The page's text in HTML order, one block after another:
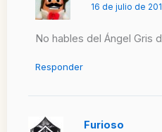
16 de julio de
No hables del Ángel Gris
Responder
Furioso